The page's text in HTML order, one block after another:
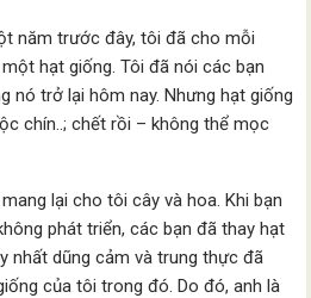
năm trước đây, tôi đã cho mỗi
hạt giống. Tôi đã nói các bạn
nó trở lại hôm nay. Nhưng hạt giống
chín..; chết rồi – không thể mọc
lại cho tôi cây và hoa. Khi bạn
phát triển, các bạn đã thay hạt
nhất dũng cảm và trung thực đã
của tôi trong đó. Do đó, anh là